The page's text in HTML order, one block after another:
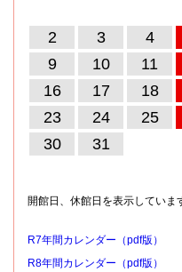
2
3 4
9
10 11
16
17 18
23
24 25
30
31
開館日、休館日を表示していま
R7年間カレンダー（pdf版）
R8年間カレンダー（pdf版）